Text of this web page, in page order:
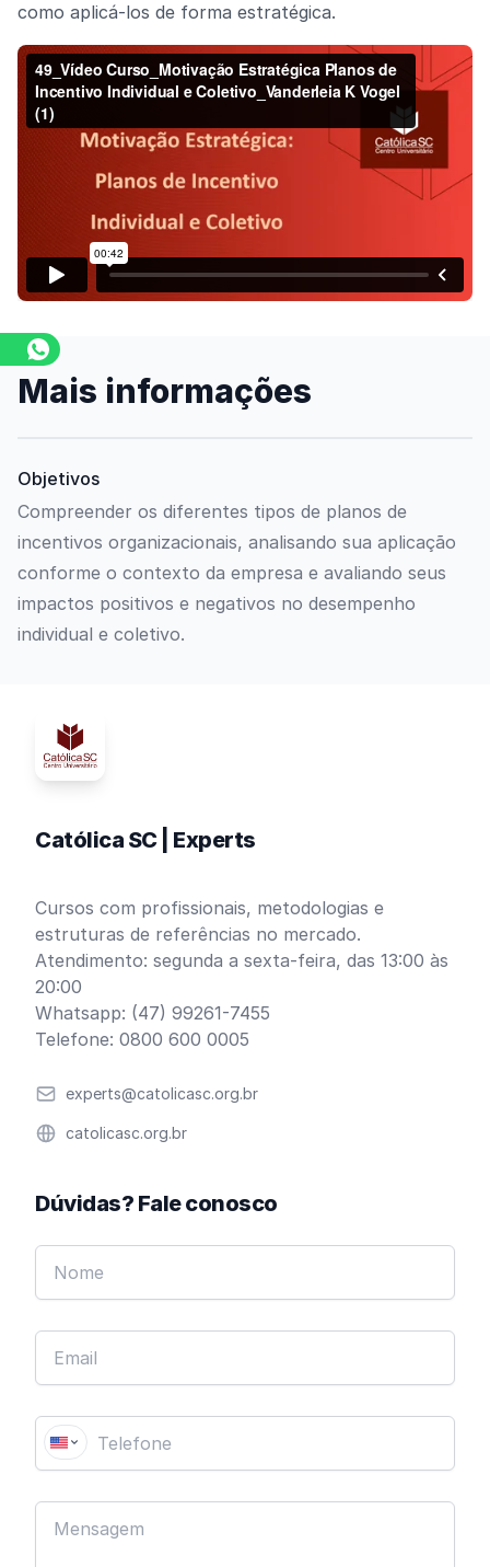
como aplicá-los de forma estratégica.
Assista o vídeo
Mais informações
Objetivos
Compreender os diferentes tipos de planos de
incentivos organizacionais, analisando sua aplicação
conforme o contexto da empresa e avaliando seus
impactos positivos e negativos no desempenho
individual e coletivo.
Católica SC | Experts
Cursos com profissionais, metodologias e
estruturas de referências no mercado.
Atendimento: segunda a sexta-feira, das 13:00 às
20:00
Whatsapp: (47) 99261-7455
Telefone: 0800 600 0005
Emailexperts@catolicasc.org.br
Websitecatolicasc.org.br
Dúvidas? Fale conosco